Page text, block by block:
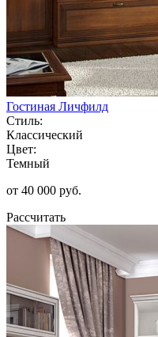
Гостиная Личфилд
Стиль:
Классический
Цвет:
Темный
от 40 000 руб.
Рассчитать